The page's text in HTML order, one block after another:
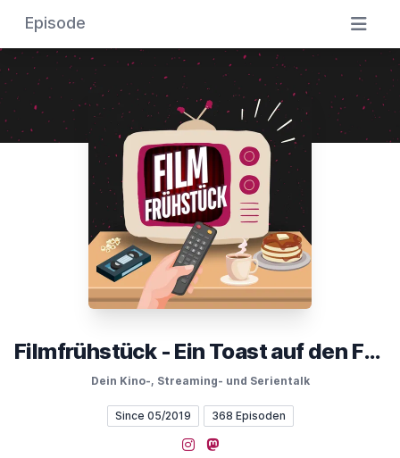
Episode
Filmfrühstück - Ein Toast auf den Film
Dein Kino-, Streaming- und Serientalk
Since 05/2019 368 Episoden
Instagram
Mastodon